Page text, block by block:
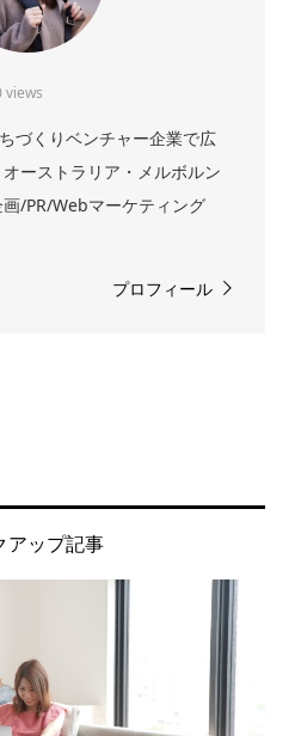
views
づくりベンチャー企業で広
ーストラリア・メルボルン
/PR/Webマーケティング
プロフィール
アップ記事